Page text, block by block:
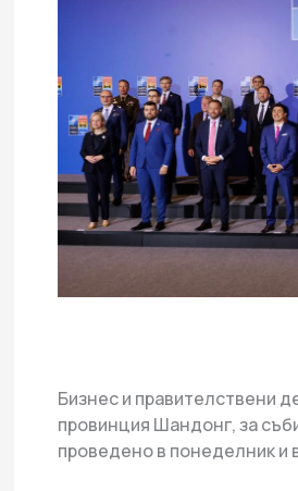
Бизнес и правителствени
провинция Шандонг, за
проведено в понеделник и